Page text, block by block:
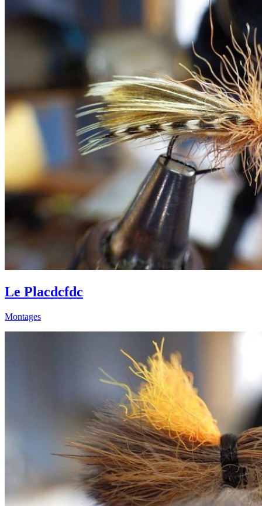
Le Placdcfdc
Montages